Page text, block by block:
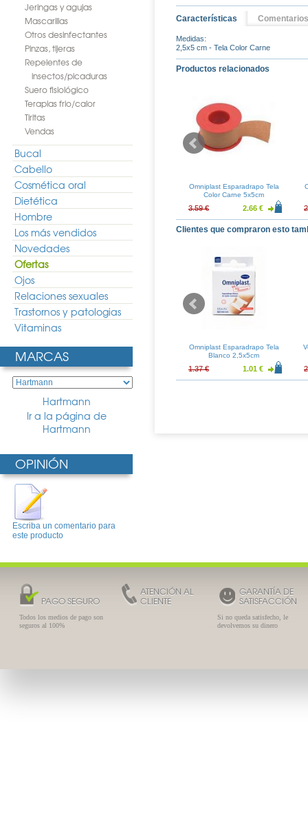
Jeringas y agujas
Mascarillas
Otros desinfectantes
Pinzas, tijeras
Repelentes de
insectos/picaduras
Suero fisiológico
Terapias frio/calor
Tiritas
Vendas
Bucal
Cabello
Cosmética oral
Dietética
Hombre
Los más vendidos
Novedades
Ofertas
Ojos
Relaciones sexuales
Trastornos y patologias
Vitaminas
MARCAS
Hartmann
Ir a la página de
Hartmann
OPINIÓN
Escriba un comentario para
este producto
Características Comentarios
Medidas:
2,5x5 cm - Tela Color Carne
Productos relacionados
50 Color
19.08 €
Heliocare Color FPS 50
Gelcream Brown 50ml
25.22 € 18.68 €
Omniplast Esparadrapo Tela
Color Carne 5x5cm
3.59 € 2.66 €
Clientes que compraron esto
Elastic Rapid
3.17 €
Corega Oxigeno Bio-Activo 33
8.28 € 6.13 €
Omniplast Esparadrapo Tela
Blanco 2,5x5cm
1.37 € 1.01 €
PAGO SEGURO
Todos los medios de pago son
seguros al 100%
ATENCIÓN AL
CLIENTE
GARANTÍA DE
SATISFACCIÓN
Si no queda satisfecho, le
devolvemos su dinero